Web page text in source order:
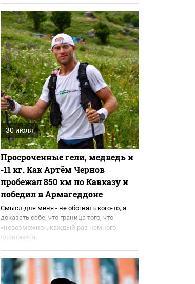
30 июля
Просроченные гели, медведь и
-11 кг. Как Артём Чернов
пробежал 850 км по Кавказу и
победил в Армагеддоне
Смысл для меня - не обогнать кого-то, а
доказать себе, что граница того, что
«невозможно», каждый раз немного
сдвигается.